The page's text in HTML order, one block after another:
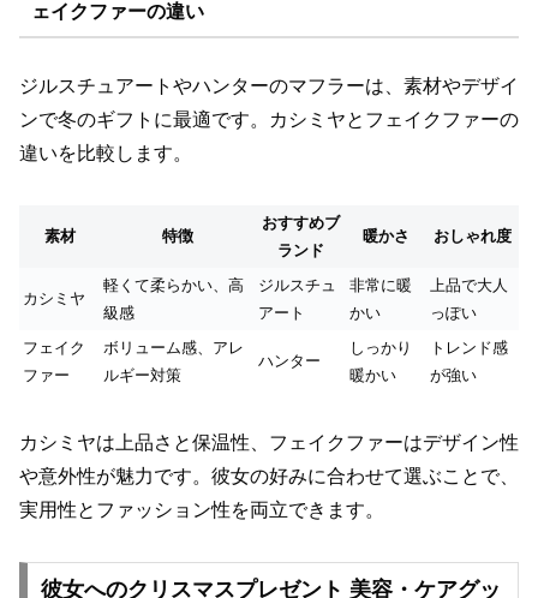
ェイクファーの違い
ジルスチュアートやハンターのマフラーは、素材やデザイ
ンで冬のギフトに最適です。カシミヤとフェイクファーの
違いを比較します。
素材 特徴
おすすめブ
ランド
暖かさ おしゃれ度
カシミヤ
軽くて柔らかい、高
級感
ジルスチュ
アート
非常に暖
かい
上品で大人
っぽい
フェイク
ファー
ボリューム感、アレ
ルギー対策
ハンター
しっかり
暖かい
トレンド感
が強い
カシミヤは上品さと保温性、フェイクファーはデザイン性
や意外性が魅力です。彼女の好みに合わせて選ぶことで、
実用性とファッション性を両立できます。
彼女へのクリスマスプレゼント 美容・ケアグッ